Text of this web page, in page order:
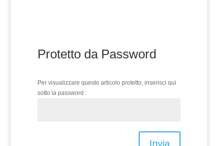
Protetto da Password
Per visualizzare questo articolo protetto, inserisci qui
sotto la password :
Invia